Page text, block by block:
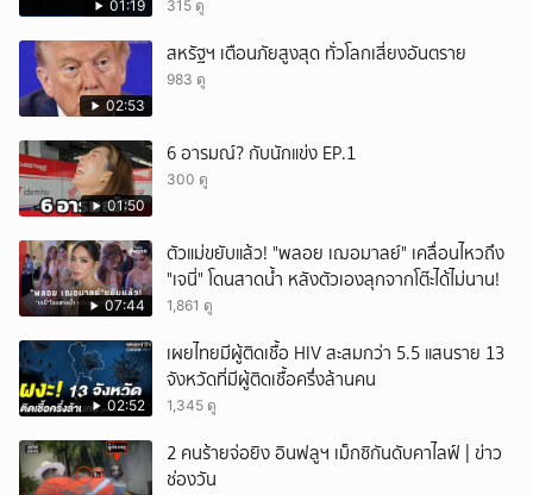
01:19 315 ดู
02:53
สหรัฐฯ เตือนภัยสูงสุด ทั่วโลกเสี่ยงอันตราย
983 ดู
01:50
6 อารมณ์? กับนักแข่ง EP.1
300 ดู
07:44
ตัวแม่ขยับแล้ว! "พลอย เฌอมาลย์" เคลื่อนไหวถึง
"เจนี่" โดนสาดน้ำ หลังตัวเองลุกจากโต๊ะได้ไม่นาน!
1,861 ดู
02:52
เผยไทยมีผู้ติดเชื้อ HIV สะสมกว่า 5.5 แสนราย 13
จังหวัดที่มีผู้ติดเชื้อครึ่งล้านคน
1,345 ดู
2 คนร้ายจ่อยิง อินฟลูฯ เม็กซิกันดับคาไลฟ์ | ข่าว
ช่องวัน